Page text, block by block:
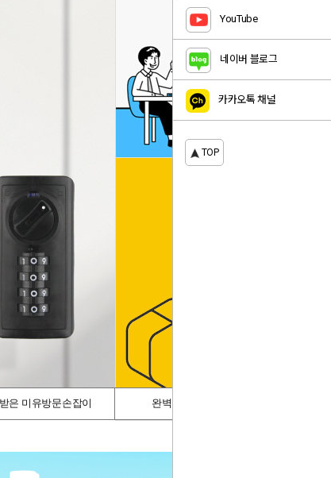
YouTube
네이버 블로그
카카오톡 채널
TOP
은 미유방문손잡이 완벽차단/싱크가드